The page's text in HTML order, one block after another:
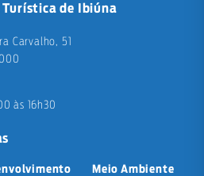
de Ibiúna
Carvalho, 51
às 16h30
Meio Ambiente